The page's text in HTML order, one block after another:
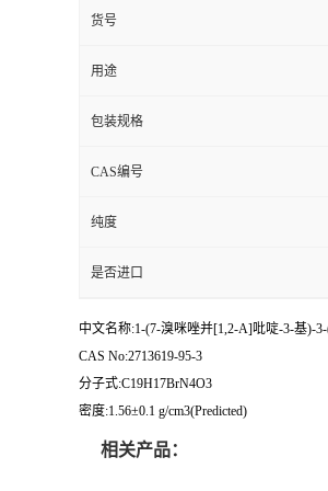
货号
用途
包装规格
CAS编号
纯度
是否进口
中文名称:1-(7-溴咪唑并[1,2-A]吡啶-3-基)-
CAS No:2713619-95-3
分子式:C19H17BrN4O3
密度:1.56±0.1 g/cm3(Predicted)
相关产品：